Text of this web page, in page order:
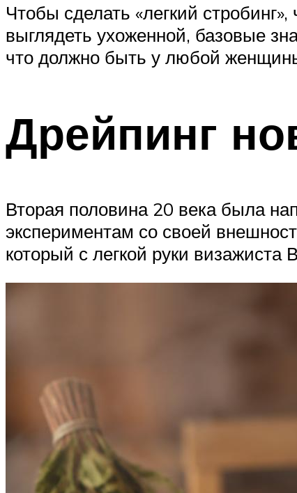
Чтобы сделать «легкий
выглядеть ухоженной, базовые
что должно быть у любой
Дрейпинг
Вторая половина 20 века была
экспериментам со своей
который с легкой руки